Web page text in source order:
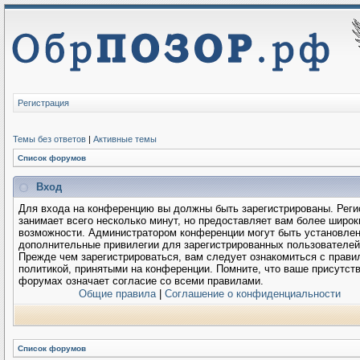
Регистрация
Темы без ответов | Активные темы
Список форумов
Вход
Для входа на конференцию вы должны быть зарегистрированы.
занимает всего несколько минут, но предоставляет вам более
возможности. Администратором конференции могут быть
дополнительные привилегии для зарегистрированных
Прежде чем зарегистрироваться, вам следует ознакомиться с
политикой, принятыми на конференции. Помните, что ваше
форумах означает согласие со всеми правилами.
Общие правила| Соглашение о конфиденциальности
Список форумов